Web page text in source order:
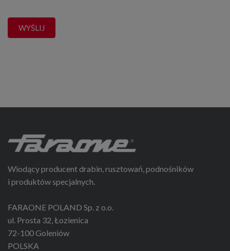
WYŚLIJ
Wiodący producent drabin, rusztowań, podnośników
i produktów specjalnych.
FARAONE POLAND Sp. z o.o.
ul. Prosta 32, Łozienica
72-100 Goleniów
POLSKA